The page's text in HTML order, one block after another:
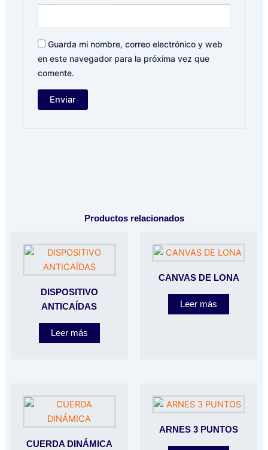
Guarda mi nombre, correo electrónico y web
en este navegador para la próxima vez que
comente.
Productos relacionados
DISPOSITIVO
ANTICAÍDAS
Leer más
CANVAS DE LONA
Leer más
CUERDA DINÁMICA
ARNES 3 PUNTOS